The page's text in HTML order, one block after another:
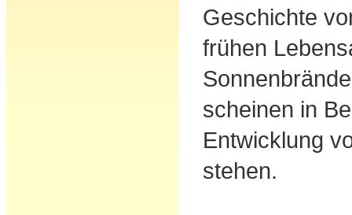
Geschichte
frühen
scheinen in
Entwicklung
stehen.